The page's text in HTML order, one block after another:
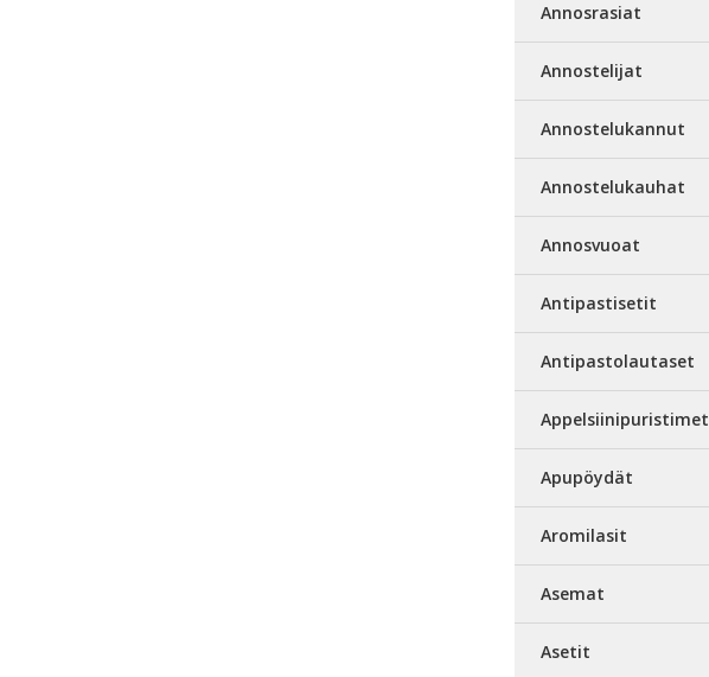
Annosrasiat
Annostelijat
Annostelukannut
Annostelukauhat
Annosvuoat
Antipastisetit
Antipastolautaset
Appelsiinipuristimet
Apupöydät
Aromilasit
Asemat
Asetit